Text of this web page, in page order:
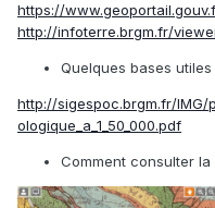
https://
http://infoterre.brgm.fr/
Quelques bases
http://sigespoc.brgm.fr/IMG/
ologique_a_1_50_000.pdf
Comment consulter